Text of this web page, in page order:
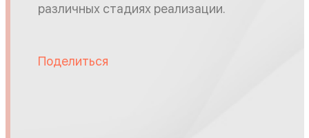
различных стадиях реализации.
Поделиться